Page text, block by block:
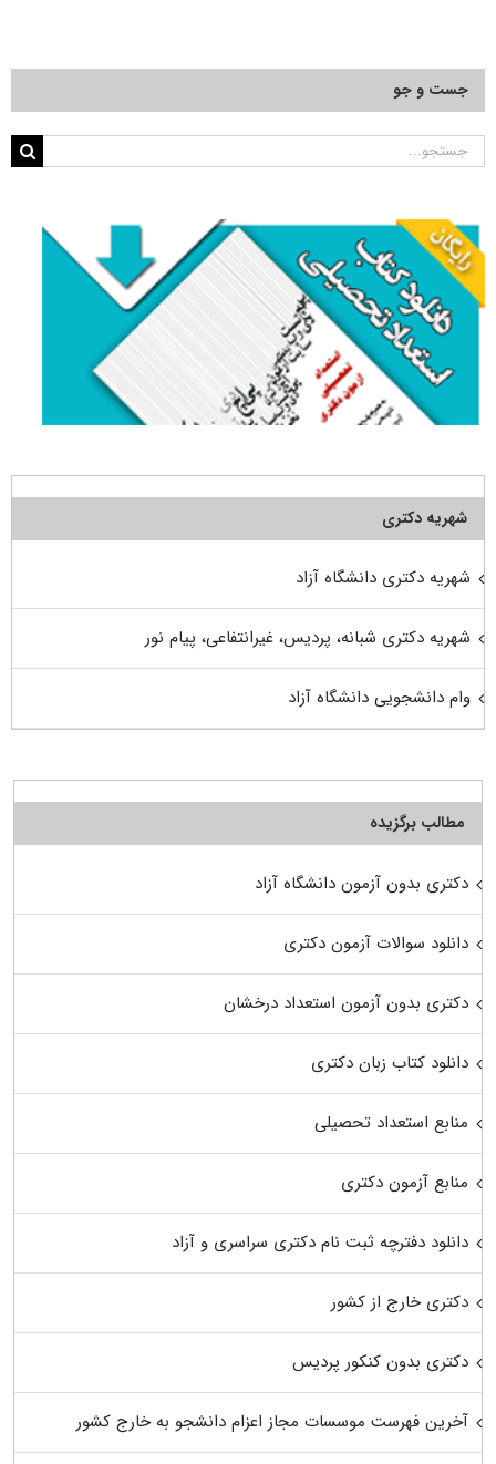
جست و جو
جستجو
شهریه دکتری
شهریه دکتری دانشگاه آزاد
شهریه دکتری شبانه، پردیس، غیرانتفاعی، پیام نور
وام دانشجویی دانشگاه آزاد
مطالب برگزیده
دکتری بدون آزمون دانشگاه آزاد
دانلود سوالات آزمون دکتری
دکتری بدون آزمون استعداد درخشان
دانلود کتاب زبان دکتری
منابع استعداد تحصیلی
منابع آزمون دکتری
دانلود دفترچه ثبت نام دکتری سراسری و آزاد
دکتری خارج از کشور
دکتری بدون کنکور پردیس
آخرین فهرست موسسات مجاز اعزام دانشجو به خارج کشور